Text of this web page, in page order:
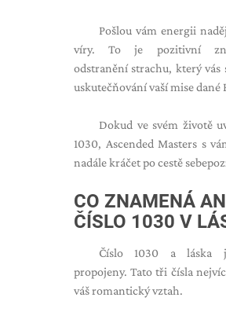
Pošlou vám energii
víry. To je pozitivní
odstranění strachu, který vás
uskutečňování vaší mise dané
Dokud ve svém životě
1030, Ascended Masters s
nadále kráčet po cestě
CO ZNAMENÁ
ČÍSLO 1030 V
Číslo 1030 a láska
propojeny. Tato tři čísla
váš romantický vztah.